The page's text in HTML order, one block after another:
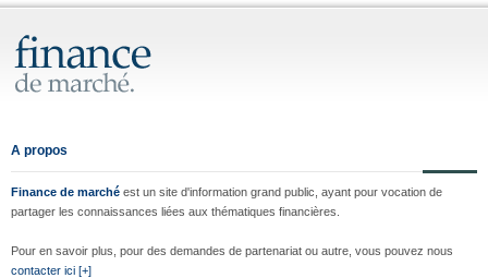
A propos
Finance de marché est un site d'information grand public, ayant pour vocation de
partager les connaissances liées aux thématiques financières.
Pour en savoir plus, pour des demandes de partenariat ou autre, vous pouvez nous
contacter ici [+]